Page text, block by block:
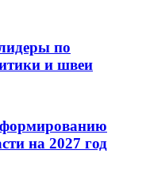
по
и швеи
формированию
на 2027 год